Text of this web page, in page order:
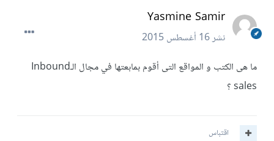
Yasmine Samir
نشر16 أغسطس 2015
ما هى الكتب و المواقع التى أقوم بمابعتها في مجال الـInbound
sales ؟
اقتباس